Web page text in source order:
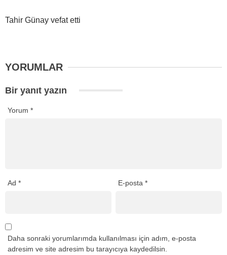
Tahir Günay vefat etti
YORUMLAR
Bir yanıt yazın
Yorum *
Ad * E-posta*
Daha sonraki yorumlarımda kullanılması için adım, e-posta
adresim ve site adresim bu tarayıcıya kaydedilsin.